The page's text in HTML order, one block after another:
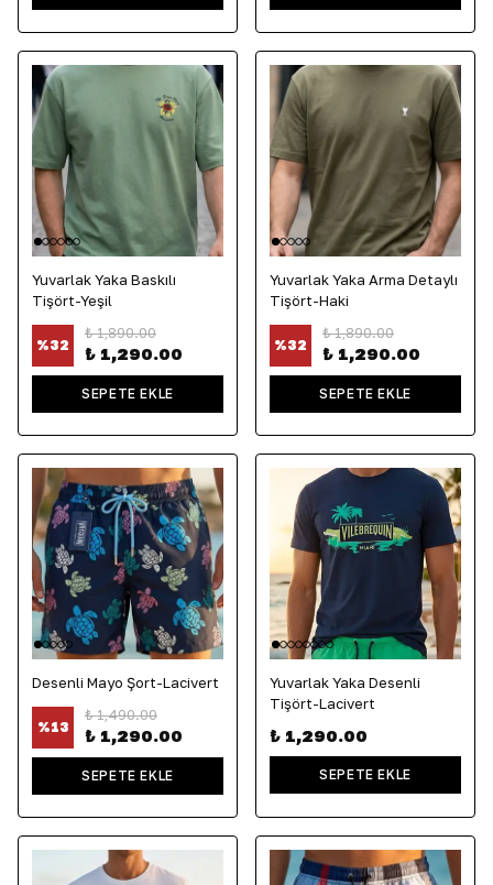
Yuvarlak Yaka Baskılı
Tişört-Yeşil
%32
₺ 1,890.00
₺ 1,290.00
SEPETE EKLE
Yuvarlak Yaka Arma Detaylı
Tişört-Haki
%32
₺ 1,890.00
₺ 1,290.00
SEPETE EKLE
Desenli Mayo Şort-Lacivert
%13
₺ 1,490.00
₺ 1,290.00
SEPETE EKLE
Yuvarlak Yaka Desenli
Tişört-Lacivert
₺ 1,290.00
SEPETE EKLE